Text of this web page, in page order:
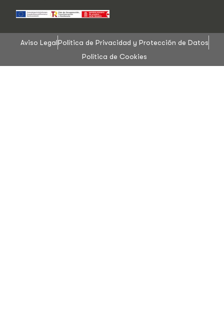
Aviso LegalPolítica de Privacidad y Protección de Datos
Política de Cookies